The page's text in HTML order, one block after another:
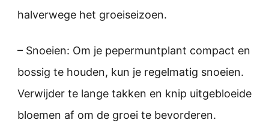
halverwege het groeiseizoen.
– Snoeien: Om je pepermuntplant compact en
bossig te houden, kun je regelmatig snoeien.
Verwijder te lange takken en knip uitgebloeide
bloemen af om de groei te bevorderen.